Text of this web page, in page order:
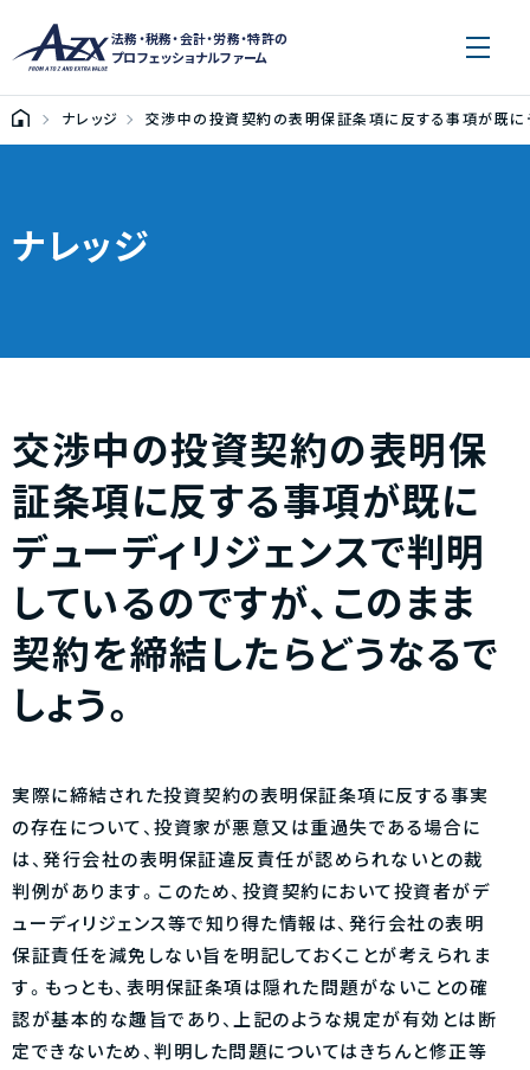
法務・税務・会計・労務・特許の
プロフェッショナルファーム
ナレッジ 交渉中の投資契約の表明保証条項に反する事項が既に
ナレッジ
交渉中の投資契約の表明保
証条項に反する事項が既に
デューディリジェンスで判明
しているのですが、このまま
契約を締結したらどうなるで
しょう。
実際に締結された投資契約の表明保証条項に反する事実
の存在について、投資家が悪意又は重過失である場合に
は、発行会社の表明保証違反責任が認められないとの裁
判例があります。このため、投資契約において投資者がデ
ューディリジェンス等で知り得た情報は、発行会社の表明
保証責任を減免しない旨を明記しておくことが考えられま
す。もっとも、表明保証条項は隠れた問題がないことの確
認が基本的な趣旨であり、上記のような規定が有効とは断
定できないため、判明した問題についてはきちんと修正等